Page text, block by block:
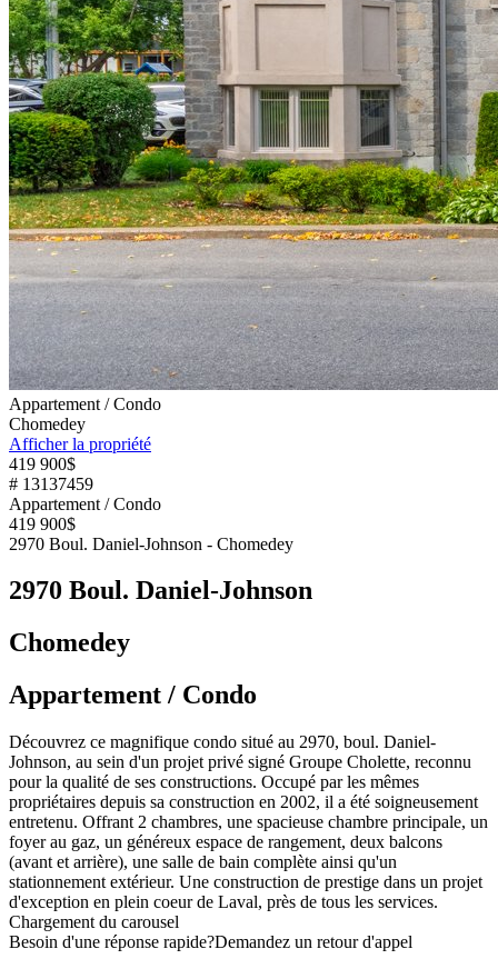
Appartement / Condo
Chomedey
Afficher la propriété
419 900$
# 13137459
Appartement / Condo
419 900$
2970 Boul. Daniel-Johnson - Chomedey
2970 Boul. Daniel-Johnson
Chomedey
Appartement / Condo
Découvrez ce magnifique condo situé au 2970, boul. Daniel-
Johnson, au sein d'un projet privé signé Groupe Cholette, reconnu
pour la qualité de ses constructions. Occupé par les mêmes
propriétaires depuis sa construction en 2002, il a été soigneusement
entretenu. Offrant 2 chambres, une spacieuse chambre principale, un
foyer au gaz, un généreux espace de rangement, deux balcons
(avant et arrière), une salle de bain complète ainsi qu'un
stationnement extérieur. Une construction de prestige dans un projet
d'exception en plein coeur de Laval, près de tous les services.
Chargement du carousel
Besoin d'une réponse rapide?Demandez un retour d'appel